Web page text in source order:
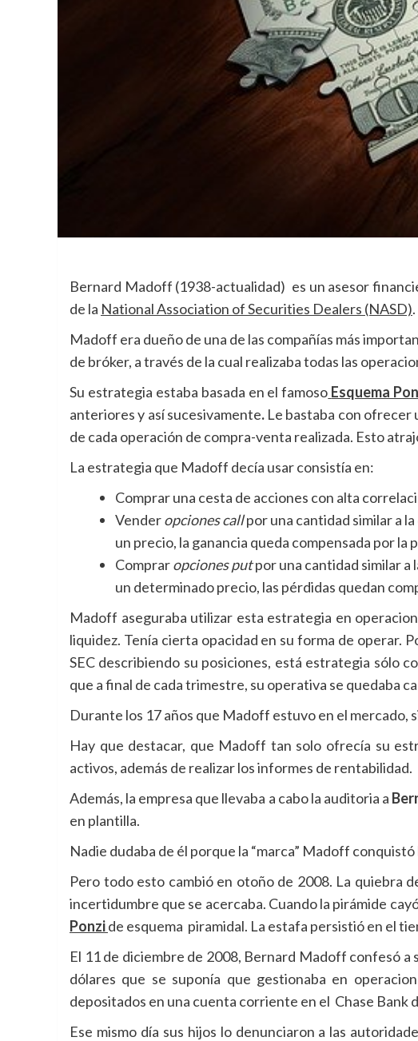
Bernard Madoff (1938-actualidad) es un asesor
de la National Association of Securities Dealers (NASD).
Madoff era dueño de una de las compañías más
de bróker, a través de la cual realizaba todas las
Su estrategia estaba basada en el famoso Esquema
anteriores y así sucesivamente.Le bastaba con ofrecer
de cada operación de compra-venta realizada. Esto
La estrategia que Madoff decía usar consistía en:
Comprar una cesta de acciones con alta
Venderopciones callpor una cantidad similar a
un precio, la ganancia queda compensada por la
Compraropciones putpor una cantidad similar a
un determinado precio, las pérdidas quedan
Madoff aseguraba utilizar esta estrategia en
liquidez. Tenía cierta opacidad en su forma de operar.
SEC describiendo su posiciones, está estrategia sólo
que a final de cada trimestre, su operativa se quedaba
Durante los 17 años que Madoff estuvo en el
Hay que destacar, que Madoff tan solo ofrecía su
activos, además de realizar los informes de rentabilidad.
Además, la empresa que llevaba a cabo la auditoria a
en plantilla.
Nadie dudaba de él porque la “marca” Madoff
Pero todo esto cambió en otoño de 2008. La quiebra
incertidumbre que se acercaba. Cuando la pirámide
Ponzide esquema piramidal. La estafa persistió en el
El 11 de diciembre de 2008, Bernard Madoff confesó a
dólares que se suponía que gestionaba en
depositados en una cuenta corriente en el Chase Bank
Ese mismo día sus hijos lo denunciaron a las